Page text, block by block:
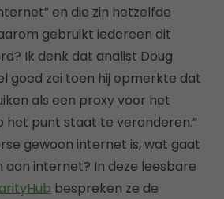
en die zin hetzelfde
gebruikt iedereen dit
Ik denk dat analist Doug
goed zei toen hij opmerkte dat
als een proxy voor het
het punt staat te veranderen.”
gewoon internet is, wat gaat
aan internet? In deze leesbare
bespreken ze de